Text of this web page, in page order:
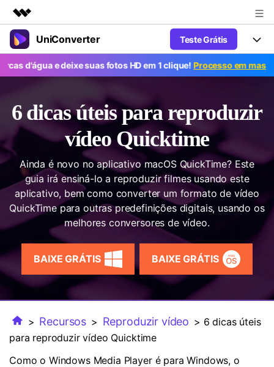
Produtos em destaque
Criatividade digital com IA generativa
Negócios
Soluções
Sala de imprensa
Loja
Suporte
UniConverter Teste Grátis
Productos
UniConverter-Conversor de Vídeo
UniConverter para Windows
UniConverter para Mac
AniSmall-Compressor de vídeo
AniSmall para Desktop
AniSmall para iOS
Converter de voz em texto
Converta com precisão fala em
texto para áudio e vídeo.
Novo
Conversor de Vídeo
Aproveite recursos de conversão
poderosos e inteligentes.
Popular
IA Lab
Ferramentas Online
Soluções
Fãs de Esportes
Onde há esporte, há UniConverter
Novo
Ofertas Educacionais
Usuários educacionais desfrutam
Popular
Usuários de Filmes
Ajuda
Guia
Como usar o Wondershare UniConverter? Aprenda o guia
passo a passo abaixo.
FAQs
Todas as informações que você precisa para usar o
Assista ao tutorial em vídeo para aprender como usar o
UniConverter.
Atualize para a V17
COMPRE AGORA Entrar
Pesquisar
e deixe suas fotos HD em 1 clique!Processo em massa
6 dicas úteis para reproduzir
vídeo Quicktime
Ainda é novo no aplicativo macOS QuickTime? Este
guia irá ensiná-lo a reproduzir filmes usando este
aplicativo, bem como converter um formato de vídeo
QuickTime para outras predefinições digitais, usando os
melhores conversores de vídeo.
BAIXE GRÁTIS BAIXE GRÁTIS
> Recursos > Reproduzir vídeo > 6 dicas úteis
para reproduzir vídeo Quicktime
Como o Windows Media Player é para Windows, o